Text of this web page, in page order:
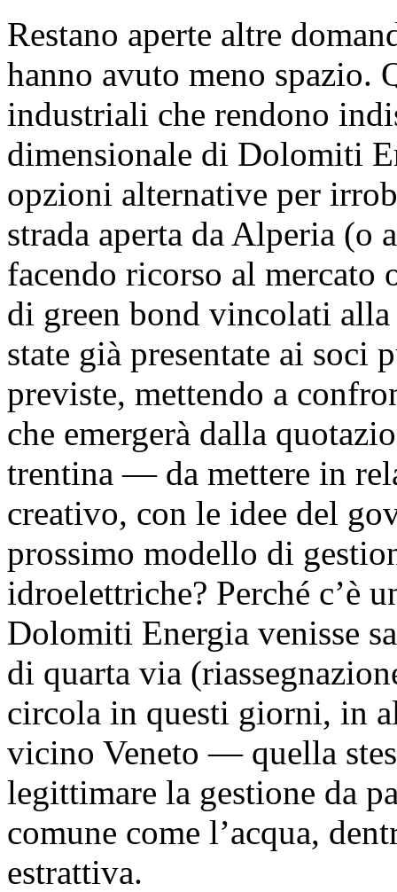
Restano aperte altre
hanno avuto meno spazio.
industriali che rendono
dimensionale di Dolomiti
opzioni alternative per
strada aperta da Alperia (o
facendo ricorso al mercato
di green bond vincolati alla
state già presentate ai
previste, mettendo a
che emergerà dalla
trentina — da mettere in
creativo, con le idee del
prossimo modello di
idroelettriche? Perché c’è
Dolomiti Energia venisse
di quarta via
circola in questi giorni, in
vicino Veneto — quella
legittimare la gestione da
comune come l’acqua,
estrattiva.